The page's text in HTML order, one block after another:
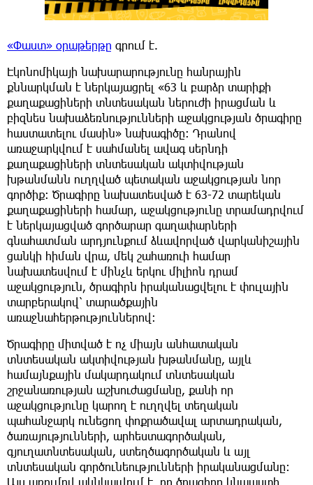
«Փաստ» օրաթերթը գրում է.
Էկոնոմիկայի նախարարությունը հանրային
քննարկման է ներկայացրել «63 և բարձր տարիքի
քաղաքացիների տնտեսական ներուժի իրացման և
բիզնես նախաձեռնությունների աջակցության ծրագիրը
հաստատելու մասին» նախագիծը։ Դրանով
առաջարկվում է սահմանել ավագ սերնդի
քաղաքացիների տնտեսական ակտիվության
խթանմանն ուղղված պետական աջակցության նոր
գործիք։ Ծրագիրը նախատեսված է 63-72 տարեկան
քաղաքացիների համար, աջակցությունը տրամադրվում
է ներկայացված գործարար գաղափարների
գնահատման արդյունքում ձևավորված վարկանիշային
ցանկի հիման վրա, մեկ շահառուի համար
նախատեսվում է մինչև երկու միլիոն դրամ
աջակցություն, ծրագիրն իրականացվելու է փուլային
տարբերակով՝ տարածքային
առաջնահերթություններով։
Ծրագիրը միտված է ոչ միայն անհատական
տնտեսական ակտիվության խթանմանը, այլև
համայնքային մակարդակում տնտեսական
շրջանառության աշխուժացմանը, քանի որ
աջակցությունը կարող է ուղղվել տեղական
պահանջարկ ունեցող փոքրածավալ արտադրական,
ծառայությունների, արհեստագործական,
գյուղատնտեսական, ստեղծագործական և այլ
տնտեսական գործունեությունների իրականացմանը։
Այս առումով ակնկալվում է, որ ծրագիրը կնպաստի